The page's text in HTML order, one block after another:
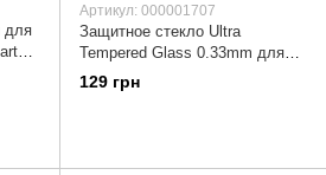
для
Артикул: 000001707
Защитное стекло Ultra
Tempered Glass 0.33mm для
Xiaomi Redmi K20/K20
Pro/Mi9T/Mi9T Pro
129 грн